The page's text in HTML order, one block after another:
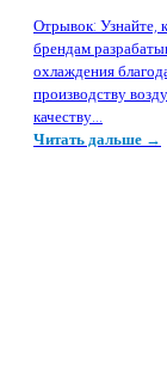
Отрывок: Узнайте,
брендам
охлаждения
производству
качеству...
Читать дальше →